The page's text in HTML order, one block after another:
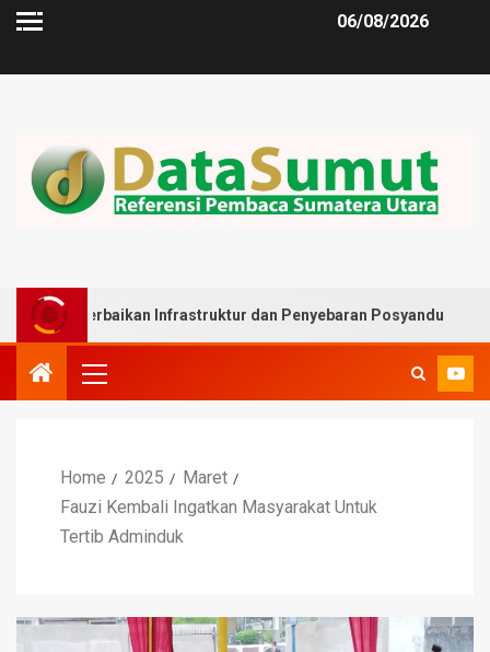
06/08/2026
Infrastruktur dan Penyebaran Posyandu
Home 2025
Maret
Fauzi Kembali Ingatkan Masyarakat Untuk
Tertib Adminduk